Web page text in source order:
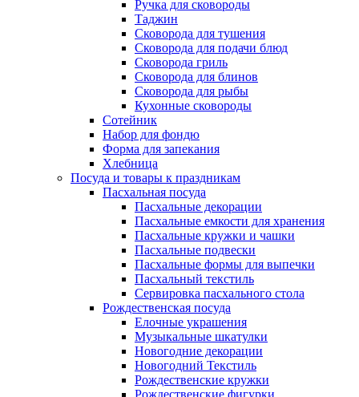
Ручка для сковороды
Таджин
Сковорода для тушения
Сковорода для подачи блюд
Сковорода гриль
Сковорода для блинов
Сковорода для рыбы
Кухонные сковороды
Сотейник
Набор для фондю
Форма для запекания
Хлебница
Посуда и товары к праздникам
Пасхальная посуда
Пасхальные декорации
Пасхальные емкости для хранения
Пасхальные кружки и чашки
Пасхальные подвески
Пасхальные формы для выпечки
Пасхальный текстиль
Сервировка пасхального стола
Рождественская посуда
Елочные украшения
Музыкальные шкатулки
Новогодние декорации
Новогодний Текстиль
Рождественские кружки
Рождественские фигурки